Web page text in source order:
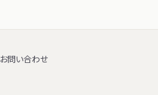
お問い合わせ